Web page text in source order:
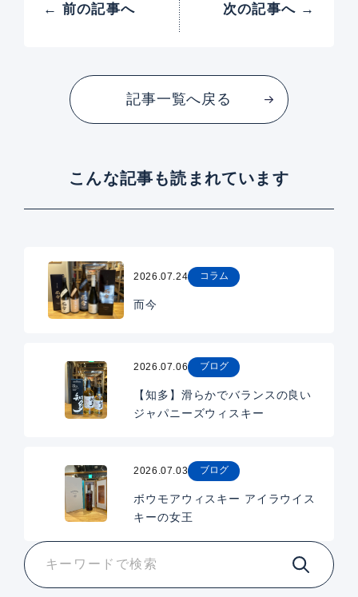
← 前の記事へ 次の記事へ →
記事一覧へ戻る
こんな記事も読まれています
2026.07.24 コラム
而今
2026.07.06 ブログ
【知多】滑らかでバランスの良い
ジャパニーズウィスキー
2026.07.03 ブログ
ボウモアウィスキー アイラウイス
キーの女王